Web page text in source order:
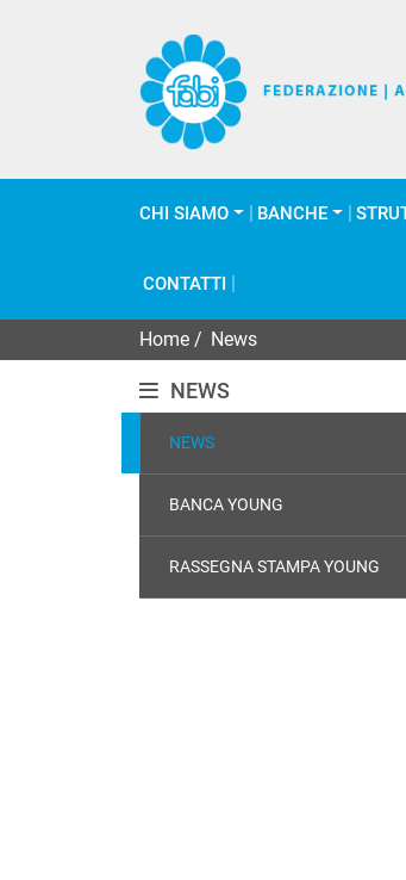
CHI SIAMO BANCHE
CONTATTI
Home News
NEWS
NEWS
BANCA YOUNG
RASSEGNA STAMPA YOUNG